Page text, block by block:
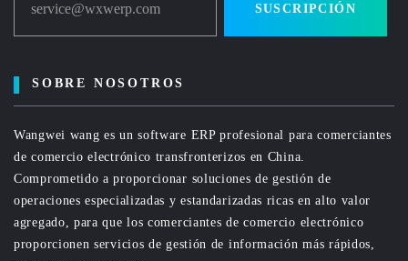
service@wxwerp.com SUSCRIPCIÓN
SOBRE NOSOTROS
Wangwei wang es un software ERP profesional para comerciantes
de comercio electrónico transfronterizos en China.
Comprometido a proporcionar soluciones de gestión de
operaciones especializadas y estandarizadas ricas en alto valor
agregado, para que los comerciantes de comercio electrónico
proporcionen servicios de gestión de información más rápidos,